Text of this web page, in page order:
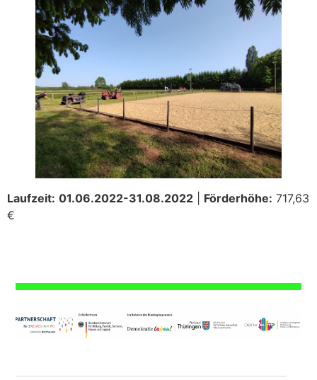
Laufzeit: 01.06.2022-31.08.2022 Förderhöhe: 717,63
€